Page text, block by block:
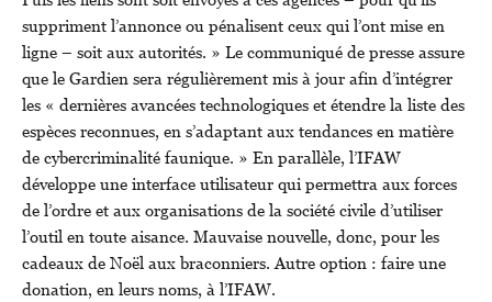
suppriment l’annonce ou pénalisent ceux qui l’ont mise en
ligne – soit aux autorités. » Le communiqué de presse assure
que le Gardien sera régulièrement mis à jour afin d’intégrer
les « dernières avancées technologiques et étendre la liste des
espèces reconnues, en s’adaptant aux tendances en matière
de cybercriminalité faunique. » En parallèle, l’IFAW
développe une interface utilisateur qui permettra aux forces
de l’ordre et aux organisations de la société civile d’utiliser
l’outil en toute aisance. Mauvaise nouvelle, donc, pour les
cadeaux de Noël aux braconniers. Autre option : faire une
donation, en leurs noms, à l’IFAW.